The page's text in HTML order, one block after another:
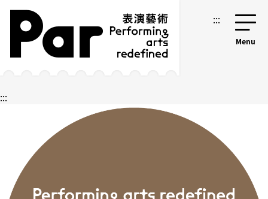
跳到主要內容區塊
網站導覽 :::
:::